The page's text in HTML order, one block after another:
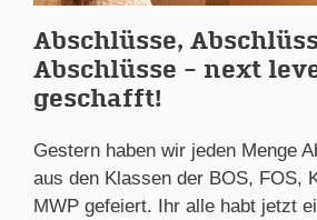
Abschlüsse,
Abschlüsse – next
geschafft!
Gestern haben wir jeden Menge
aus den Klassen der BOS, FOS,
MWP gefeiert. Ihr alle habt jetzt